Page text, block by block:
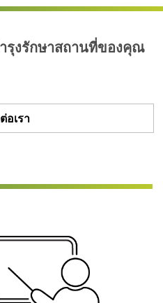
รุงรักษาสถานที่ของคุณ
อเรา